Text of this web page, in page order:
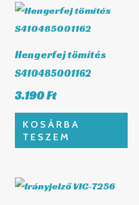
Hengerfej tömítés
S410485001162
3.190Ft
KOSÁRBA
TESZEM